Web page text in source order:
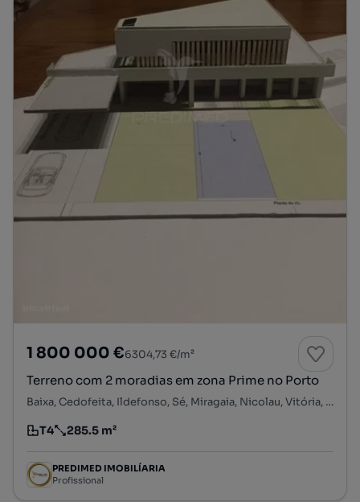
1 800 000 €6304,73 €/m²
Terreno com 2 moradias em zona Prime no Porto
Baixa, Cedofeita, Ildefonso, Sé, Miragaia, Nicolau, Vitória, Porto, Porto
Tipologia
T4
Preço por metro quadrado
285.5 m²
PREDIMED IMOBILÍARIA
Profissional